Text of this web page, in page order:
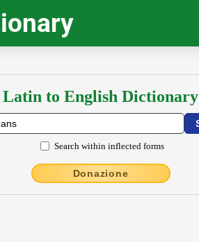
Latin to English Dictionary
Search within inflected forms
Donazione